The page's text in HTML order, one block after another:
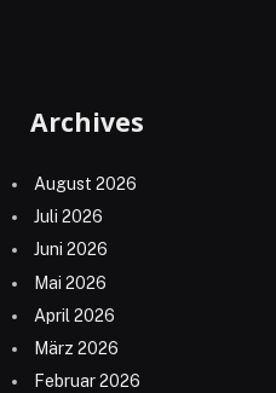
Archives
August 2026
Juli 2026
Juni 2026
Mai 2026
April 2026
März 2026
Februar 2026